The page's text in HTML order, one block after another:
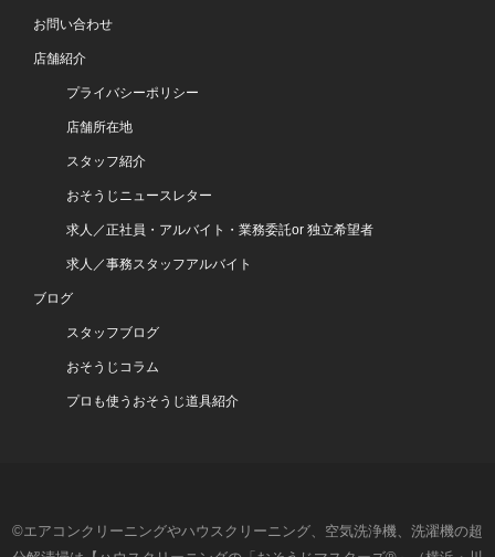
お問い合わせ
店舗紹介
プライバシーポリシー
店舗所在地
スタッフ紹介
おそうじニュースレター
求人／正社員・アルバイト・業務委託or 独立希望者
求人／事務スタッフアルバイト
ブログ
スタッフブログ
おそうじコラム
プロも使うおそうじ道具紹介
©エアコンクリーニングやハウスクリーニング、空気洗浄機、洗濯機の超